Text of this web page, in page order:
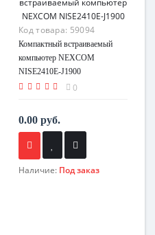
Код товара: 59094
Компактный встраиваемый
компьютер NEXCOM
NISE2410E-J1900
0
0.00 руб.
Наличие: Под заказ